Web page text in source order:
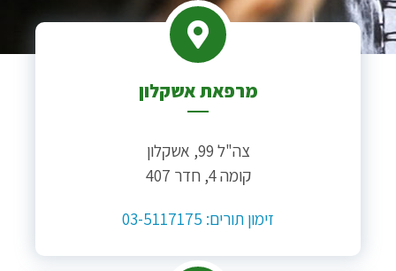
מרפאת אשקלון
צה"ל 99, אשקלון
קומה 4, חדר 407
זימון תורים: 03-5117175